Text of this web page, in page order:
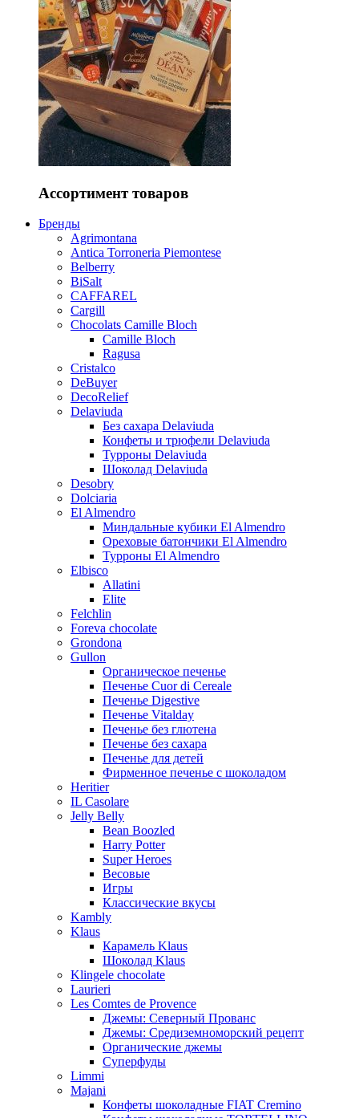
Ассортимент товаров
Бренды
Agrimontana
Antica Torroneria Piemontese
Belberry
BiSalt
CAFFAREL
Cargill
Chocolats Camille Bloch
Camille Bloch
Ragusa
Cristalco
DeBuyer
DecoRelief
Delaviuda
Без сахара Delaviuda
Конфеты и трюфели Delaviuda
Турроны Delaviuda
Шоколад Delaviuda
Desobry
Dolciaria
El Almendro
Миндальные кубики El Almendro
Ореховые батончики El Almendro
Турроны El Almendro
Elbisco
Allatini
Elite
Felchlin
Foreva chocolate
Grondona
Gullon
Органическое печенье
Печенье Cuor di Cereale
Печенье Digestive
Печенье Vitalday
Печенье без глютена
Печенье без сахара
Печенье для детей
Фирменное печенье с шоколадом
Heritier
IL Casolare
Jelly Belly
Bean Boozled
Harry Potter
Super Heroes
Весовые
Игры
Классические вкусы
Kambly
Klaus
Карамель Klaus
Шоколад Klaus
Klingele chocolate
Laurieri
Les Comtes de Provence
Джемы: Северный Прованс
Джемы: Средиземноморский рецепт
Органические джемы
Суперфуды
Limmi
Majani
Конфеты шоколадные FIAT Cremino